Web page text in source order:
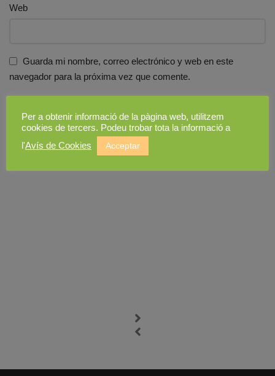
Web
Guarda mi nombre, correo electrónico y web en este
navegador para la próxima vez que comente.
Per a obtenir informació de la pàgina web, utilitzem
cookies de tercers. Podeu trobar tota la informació a
l'Avís de Cookies Acceptar